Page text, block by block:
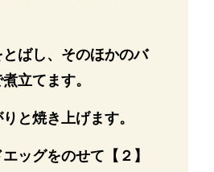
ばし、そのほかのバ
立てます。
と焼き上げます。
ッグをのせて【２】